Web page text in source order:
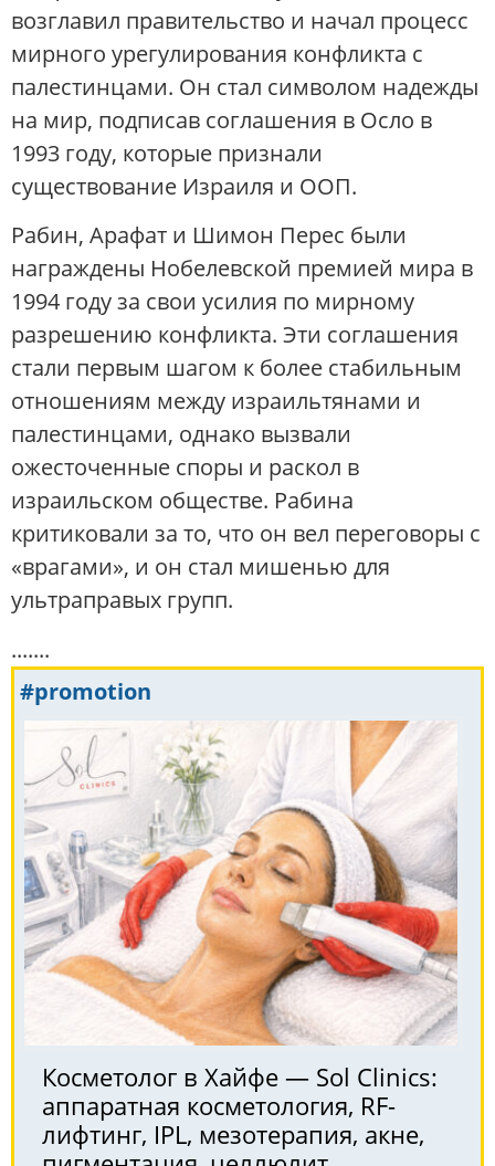
возглавил правительство и начал процесс
мирного урегулирования конфликта с
палестинцами. Он стал символом надежды
на мир, подписав соглашения в Осло в
1993 году, которые признали
существование Израиля и ООП.
Рабин, Арафат и Шимон Перес были
награждены Нобелевской премией мира в
1994 году за свои усилия по мирному
разрешению конфликта. Эти соглашения
стали первым шагом к более стабильным
отношениям между израильтянами и
палестинцами, однако вызвали
ожесточенные споры и раскол в
израильском обществе. Рабина
критиковали за то, что он вел переговоры с
«врагами», и он стал мишенью для
ультраправых групп.
.......
#promotion
Косметолог в Хайфе — Sol Clinics:
аппаратная косметология, RF-
лифтинг, IPL, мезотерапия, акне,